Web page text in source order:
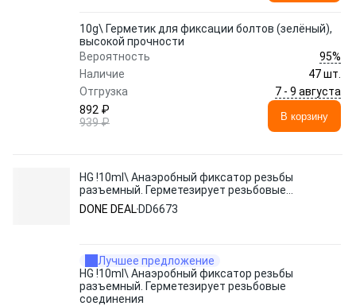
10g\ Герметик для фиксации болтов (зелёный),
высокой прочности
Вероятность
95%
Наличие
47 шт.
Отгрузка
7 - 9 августа
892 ₽
939 ₽
В корзину
HG !10ml\ Анаэробный фиксатор резьбы
разъемный. Герметезирует резьбовые
соединения
DONE DEAL DD6673
Лучшее предложение
HG !10ml\ Анаэробный фиксатор резьбы
разъемный. Герметезирует резьбовые
соединения